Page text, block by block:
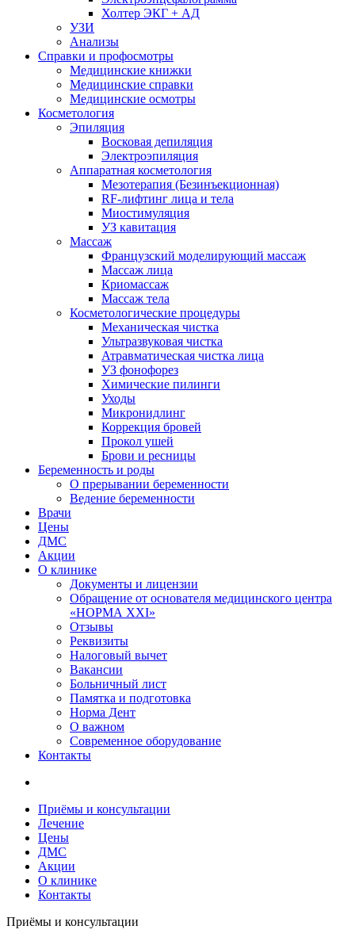
Холтер ЭКГ + АД
УЗИ
Анализы
Справки и профосмотры
Медицинские книжки
Медицинские справки
Медицинские осмотры
Косметология
Эпиляция
Восковая депиляция
Электроэпиляция
Аппаратная косметология
Мезотерапия (Безинъекционная)
RF-лифтинг лица и тела
Миостимуляция
УЗ кавитация
Массаж
Французский моделирующий массаж
Массаж лица
Криомассаж
Массаж тела
Косметологические процедуры
Механическая чистка
Ультразвуковая чистка
Атравматическая чистка лица
УЗ фонофорез
Химические пилинги
Уходы
Микронидлинг
Коррекция бровей
Прокол ушей
Брови и ресницы
Беременность и роды
О прерывании беременности
Ведение беременности
Врачи
Цены
ДМС
Акции
О клинике
Документы и лицензии
Обращение от основателя медицинского центра
«НОРМА ХХI»
Отзывы
Реквизиты
Налоговый вычет
Вакансии
Больничный лист
Памятка и подготовка
Норма Дент
О важном
Современное оборудование
Контакты
Приёмы и консультации
Лечение
Цены
ДМС
Акции
О клинике
Контакты
Приёмы и консультации